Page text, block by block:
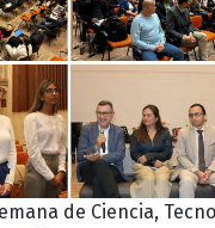
de Ciencia,